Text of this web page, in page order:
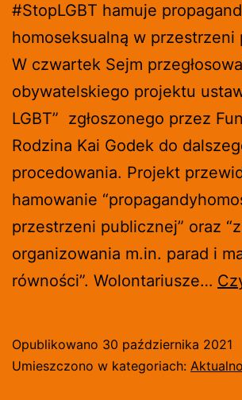
#StopLGBT hamuje
homoseksualną w przestrzeni
W czwartek Sejm
obywatelskiego projektu
LGBT” zgłoszonego przez
Rodzina Kai Godek do
procedowania. Projekt
hamowanie
przestrzeni publicznej” oraz
organizowania m.in. parad i
równości”. Wolontariusze…
Opublikowano 30 października 2021
Umieszczono w kategoriach: